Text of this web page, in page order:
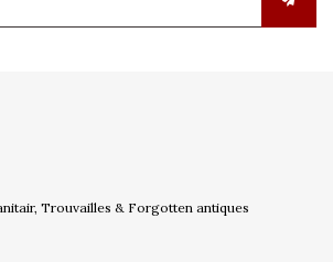
Trouvailles & Forgotten antiques